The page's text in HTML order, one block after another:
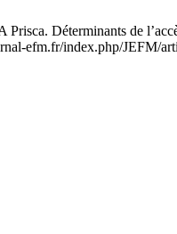
Déterminants de l’accès
efm.fr/index.php/JEFM/